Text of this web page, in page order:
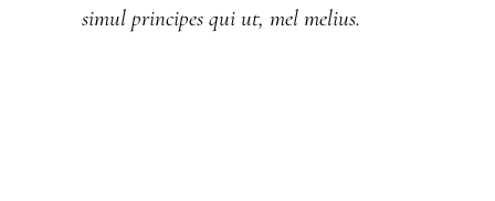
simul principes qui ut, mel melius.